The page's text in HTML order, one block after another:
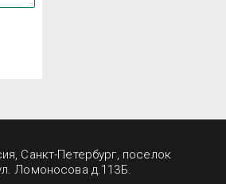
Санкт-Петербург, поселок
Ломоносова д.113Б.